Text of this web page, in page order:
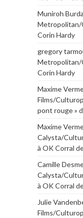
Muniroh
Metropolitan/
Corin Hardy
gregory
Metropolitan/
Corin Hardy
Maxime
Films/
pont rouge »
Maxime
Calysta/
à OK Corral
Camille
Calysta/
à OK Corral
Julie
Films/